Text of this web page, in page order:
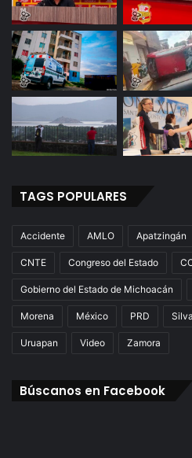
TAGS POPULARES
Accidente AMLO Apatzingán
CNTE Congreso del Estado
Gobierno del Estado de Michoacán
Morena México PRD
Uruapan Video Zamora
Búscanos en Facebook